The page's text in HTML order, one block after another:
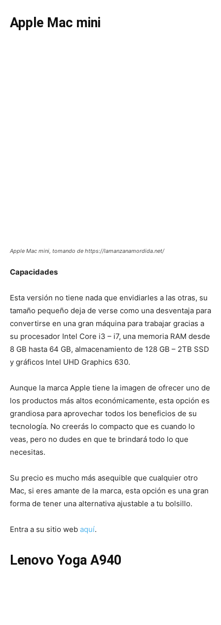
Apple Mac mini
Apple Mac mini, tomando de https://lamanzanamordida.net/
Capacidades
Esta versión no tiene nada que envidiarles a las otras, su
tamaño pequeño deja de verse como una desventaja para
convertirse en una gran máquina para trabajar gracias a
su procesador Intel Core i3 – i7, una memoria RAM desde
8 GB hasta 64 GB, almacenamiento de 128 GB – 2TB SSD
y gráficos Intel UHD Graphics 630.
Aunque la marca Apple tiene la imagen de ofrecer uno de
los productos más altos económicamente, esta opción es
grandiosa para aprovechar todos los beneficios de su
tecnología. No creerás lo compacto que es cuando lo
veas, pero no dudes en que te brindará todo lo que
necesitas.
Su precio es mucho más asequible que cualquier otro
Mac, si eres amante de la marca, esta opción es una gran
forma de tener una alternativa ajustable a tu bolsillo.
Entra a su sitio web aquí.
Lenovo Yoga A940